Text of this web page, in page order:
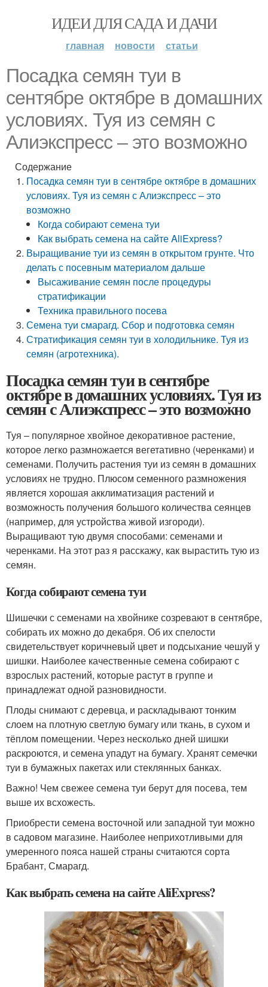
ИДЕИ ДЛЯ САДА И ДАЧИ
главная новости статьи
Посадка семян туи в
сентябре октябре в домашних
условиях. Туя из семян с
Алиэкспресс – это возможно
Содержание
Посадка семян туи в сентябре октябре в домашних
условиях. Туя из семян с Алиэкспресс – это
возможно
Когда собирают семена туи
Как выбрать семена на сайте AliExpress?
Выращивание туи из семян в открытом грунте. Что
делать с посевным материалом дальше
Высаживание семян после процедуры
стратификации
Техника правильного посева
Семена туи смарагд. Сбор и подготовка семян
Стратификация семян туи в холодильнике. Туя из
семян (агротехника).
Посадка семян туи в сентябре
октябре в домашних условиях. Туя из
семян с Алиэкспресс – это возможно
Туя – популярное хвойное декоративное растение,
которое легко размножается вегетативно (черенками) и
семенами. Получить растения туи из семян в домашних
условиях не трудно. Плюсом семенного размножения
является хорошая акклиматизация растений и
возможность получения большого количества сеянцев
(например, для устройства живой изгороди).
Выращивают тую двумя способами: семенами и
черенками. На этот раз я расскажу, как вырастить тую из
семян.
Когда собирают семена туи
Шишечки с семенами на хвойнике созревают в сентябре,
собирать их можно до декабря. Об их спелости
свидетельствует коричневый цвет и подсыхание чешуй у
шишки. Наиболее качественные семена собирают с
взрослых растений, которые растут в группе и
принадлежат одной разновидности.
Плоды снимают с деревца, и раскладывают тонким
слоем на плотную светлую бумагу или ткань, в сухом и
тёплом помещении. Через несколько дней шишки
раскроются, и семена упадут на бумагу. Хранят семечки
туи в бумажных пакетах или стеклянных банках.
Важно! Чем свежее семена туи берут для посева, тем
выше их всхожесть.
Приобрести семена восточной или западной туи можно
в садовом магазине. Наиболее неприхотливыми для
умеренного пояса нашей страны считаются сорта
Брабант, Смарагд.
Как выбрать семена на сайте AliExpress?